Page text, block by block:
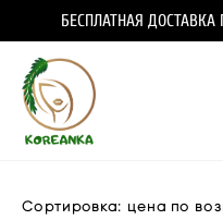
БЕСПЛАТНАЯ
Сортировка: цена по